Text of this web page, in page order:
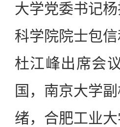
大学党委书记
科学院院士包
杜江峰出席会
国，南京大学
绪，合肥工业